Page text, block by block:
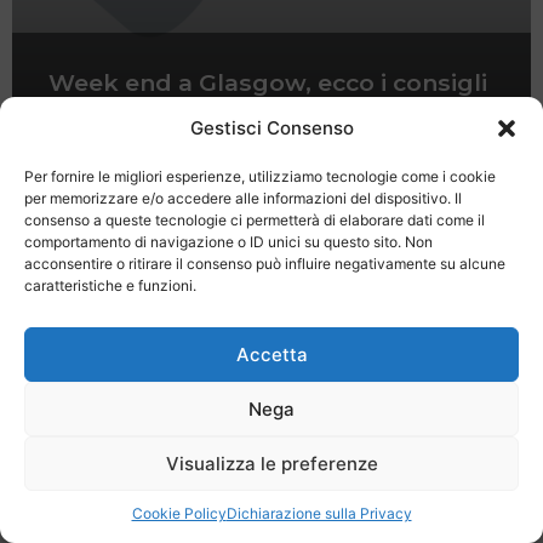
Gestisci Consenso
Per fornire le migliori esperienze, utilizziamo tecnologie come i cookie
per memorizzare e/o accedere alle informazioni del dispositivo. Il
consenso a queste tecnologie ci permetterà di elaborare dati come il
comportamento di navigazione o ID unici su questo sito. Non
acconsentire o ritirare il consenso può influire negativamente su alcune
caratteristiche e funzioni.
Accetta
Nega
Visualizza le preferenze
Cookie PolicyDichiarazione sulla Privacy
Week end a Glasgow, ecco i consigli
Last Minute
Registrati Contatti
SPECIALE LAST MINUTE - SH WEB